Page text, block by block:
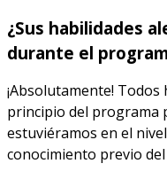
¿Sus habilidades
durante el
¡Absolutamente!
principio del programa
estuviéramos en el
conocimiento previo